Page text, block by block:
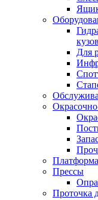
Для
Прессы
Проточка